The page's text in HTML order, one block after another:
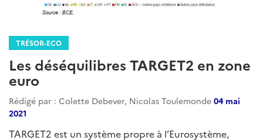
TRÉSOR-ECO
Les déséquilibres TARGET2 en zone
euro
Rédigé par : Colette Debever, Nicolas Toulemonde 04 mai
2021
TARGET2 est un système propre à l’Eurosystème,